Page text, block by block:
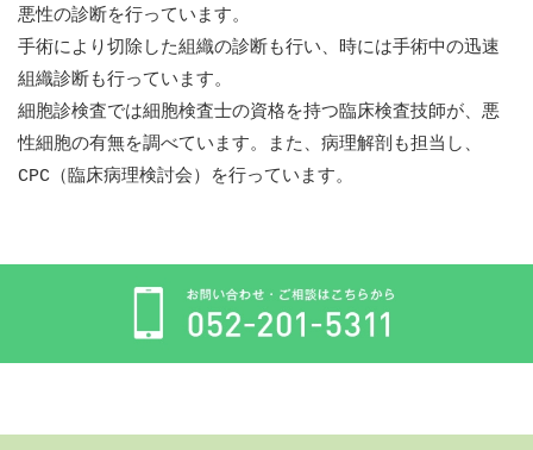
悪性の診断を行っています。
手術により切除した組織の診断も行い、時には手術中の迅速
組織診断も行っています。
細胞診検査では細胞検査士の資格を持つ臨床検査技師が、悪
性細胞の有無を調べています。また、病理解剖も担当し、
CPC（臨床病理検討会）を行っています。